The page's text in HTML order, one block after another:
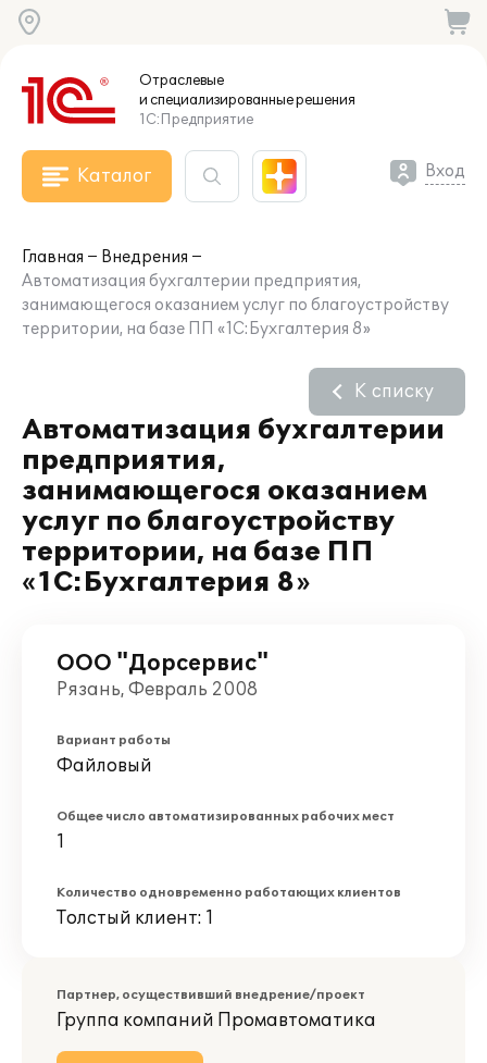
Отраслевые
и специализированныерешения
1С:Предприятие
Каталог Вход
Главная
Внедрения
Автоматизация бухгалтерии предприятия,
занимающегося оказанием услуг по благоустройству
территории, на базе ПП «1С:Бухгалтерия 8»
Автоматизация бухгалтерии
предприятия,
занимающегося оказанием
услуг по благоустройству
территории, на базе ПП
«1С:Бухгалтерия 8»
К списку
ООО "Дорсервис"
Рязань, Февраль 2008
Вариант работы
Файловый
Общее число автоматизированных рабочих мест
1
Количество одновременно работающих клиентов
Толстый клиент: 1
Партнер, осуществивший внедрение/проект
Группа компаний Промавтоматика